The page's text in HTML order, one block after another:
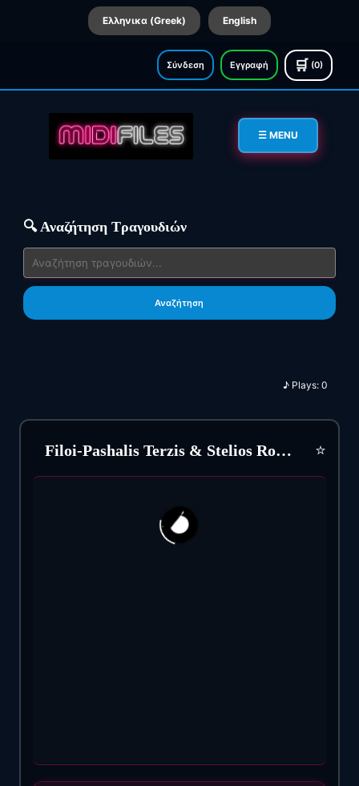
Ελληνικα (Greek) English
Σύνδεση Εγγραφή 🛒 (0)
☰ MENU
🔍 Αναζήτηση Τραγουδιών
Αναζήτηση
♪ Plays:0
Filoi-Pashalis Terzis & Stelios Rokos (1999) ⭐